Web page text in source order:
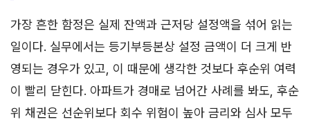
가장 흔한 함정은 실제 잔액과 근저당 설정액을 섞어 읽는
일이다. 실무에서는 등기부등본상 설정 금액이 더 크게 반
영되는 경우가 있고, 이 때문에 생각한 것보다 후순위 여력
이 빨리 닫힌다. 아파트가 경매로 넘어간 사례를 봐도, 후순
위 채권은 선순위보다 회수 위험이 높아 금리와 심사 모두